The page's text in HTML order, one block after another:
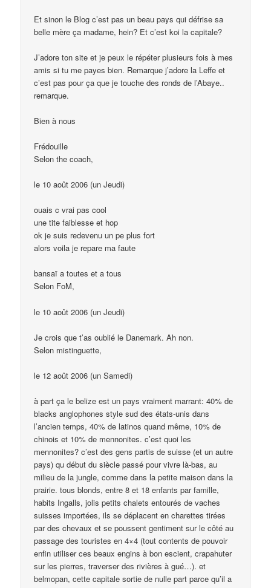
Et sinon le Blog c’est pas un beau pays qui défrise sa
belle mère ça madame, hein? Et c’est koi la capitale?
J’adore ton site et je peux le répéter plusieurs fois à mes
amis si tu me payes bien. Remarque j’adore la Leffe et
c’est pas pour ça que je touche des ronds de l’Abaye..
remarque.
Bien à nous
Frédouille
Selon the coach,
le 10 août 2006 (un Jeudi)
ouais c vrai pas cool
une tite faiblesse et hop
ok je suis redevenu un pe plus fort
alors voila je repare ma faute
bansaï a toutes et a tous
Selon FoM,
le 10 août 2006 (un Jeudi)
Je crois que t’as oublié le Danemark. Ah non.
Selon mistinguette,
le 12 août 2006 (un Samedi)
à part ça le belize est un pays vraiment marrant: 40% de
blacks anglophones style sud des états-unis dans
l’ancien temps, 40% de latinos quand même, 10% de
chinois et 10% de mennonites. c’est quoi les
mennonites? c’est des gens partis de suisse (et un autre
pays) qu début du siècle passé pour vivre là-bas, au
milieu de la jungle, comme dans la petite maison dans la
prairie. tous blonds, entre 8 et 18 enfants par famille,
habits Ingalls, jolis petits chalets entourés de vaches
suisses importées, ils se déplacent en charettes tirées
par des chevaux et se poussent gentiment sur le côté au
passage des touristes en 4×4 (tout contents de pouvoir
enfin utiliser ces beaux engins à bon escient, crapahuter
sur les pierres, traverser des rivières à gué…). et
belmopan, cette capitale sortie de nulle part parce qu’il a